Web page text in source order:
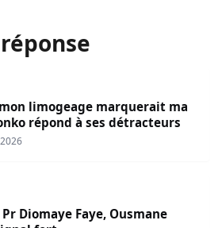
réponse
limogeage marquerait ma
répond à ses détracteurs
Diomaye Faye, Ousmane